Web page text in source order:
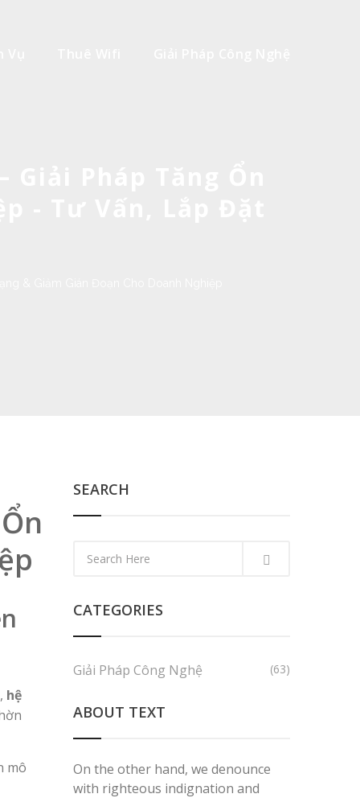
hệ
mô
SEARCH
CATEGORIES
Giải Pháp Công Nghệ (63)
ABOUT TEXT
On the other hand, we denounce
with righteous indignation and